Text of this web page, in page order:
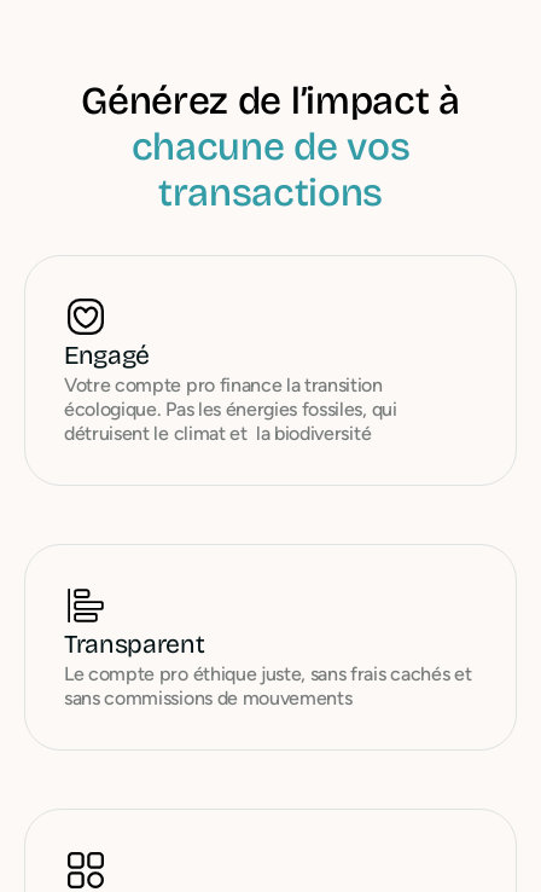
Générez de l’impact à
chacune de vos
transactions
Engagé
Votre compte pro finance la transition
écologique. Pas les énergies fossiles, qui
détruisent le climat et la biodiversité
Transparent
Le compte pro éthique juste, sans frais cachés et
sans commissions de mouvements